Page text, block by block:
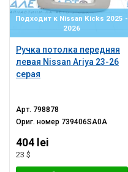
Подходит к Nissan Kicks 2025 -
2026
Ручка потолка передняя
левая Nissan Ariya 23-26
серая
Арт. 798878
Ориг. номер 739406SA0A
404 lei
23 $